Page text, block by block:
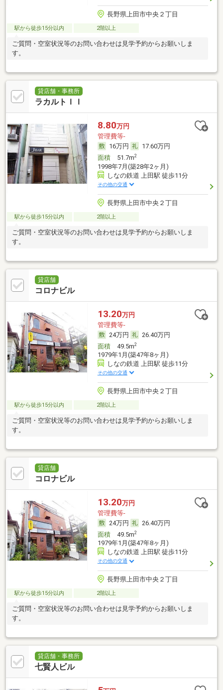
長野県上田市中央２丁目
駅から徒歩15分以内 2階以上
ご質問・空室状況等のお問い合わせは見学予約からお願いしま
す。
貸店舗・事務所
ラカルトＩＩ
8.80万円
管理費等-
16万円
17.60万円
面積51.7m2
1998年7月(築28年2ヶ月)
しなの鉄道 上田駅 徒歩11分
その他の交通
長野県上田市中央２丁目
駅から徒歩15分以内 2階以上
ご質問・空室状況等のお問い合わせは見学予約からお願いしま
す。
貸店舗
コロナビル
13.20万円
管理費等-
24万円
26.40万円
面積49.5m2
1979年1月(築47年8ヶ月)
しなの鉄道 上田駅 徒歩11分
その他の交通
長野県上田市中央２丁目
駅から徒歩15分以内 2階以上
ご質問・空室状況等のお問い合わせは見学予約からお願いしま
す。
貸店舗
コロナビル
13.20万円
管理費等-
24万円
26.40万円
面積49.5m2
1979年1月(築47年8ヶ月)
しなの鉄道 上田駅 徒歩11分
その他の交通
長野県上田市中央２丁目
駅から徒歩15分以内 2階以上
ご質問・空室状況等のお問い合わせは見学予約からお願いしま
す。
貸店舗・事務所
七賢人ビル